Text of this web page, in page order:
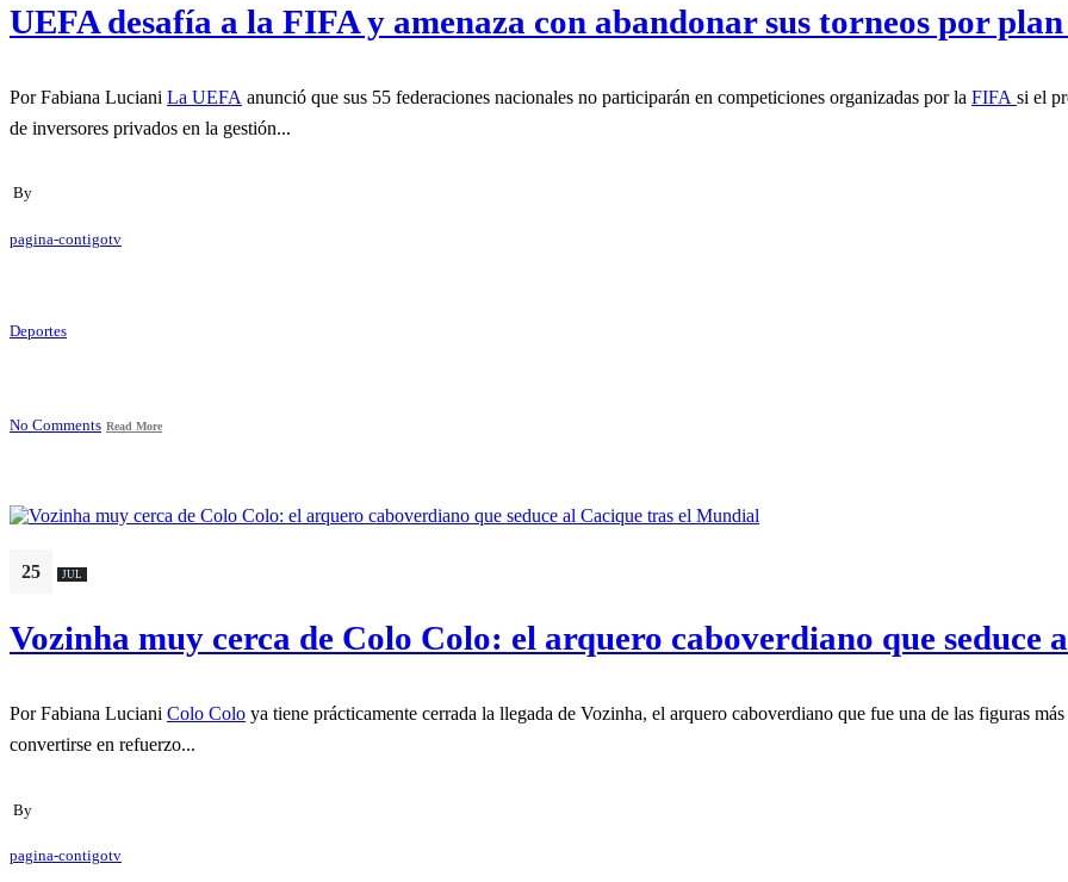
UEFA desafía a la FIFA y amenaza con abandonar sus torneos por
Por Fabiana Luciani La UEFA anunció que sus 55 federaciones nacionales no participarán en competiciones organizadas por la FIFA si el
de inversores privados en la gestión...
By
pagina-contigotv
Deportes
No Comments Read More
25 JUL
Vozinha muy cerca de Colo Colo: el arquero caboverdiano que seduce
Por Fabiana Luciani Colo Colo ya tiene prácticamente cerrada la llegada de Vozinha, el arquero caboverdiano que fue una de las figuras más
convertirse en refuerzo...
By
pagina-contigotv